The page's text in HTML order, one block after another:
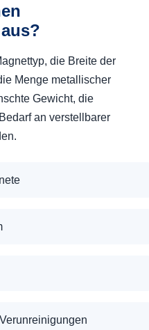
die Breite der
Menge metallischer
Gewicht, die
an verstellbarer